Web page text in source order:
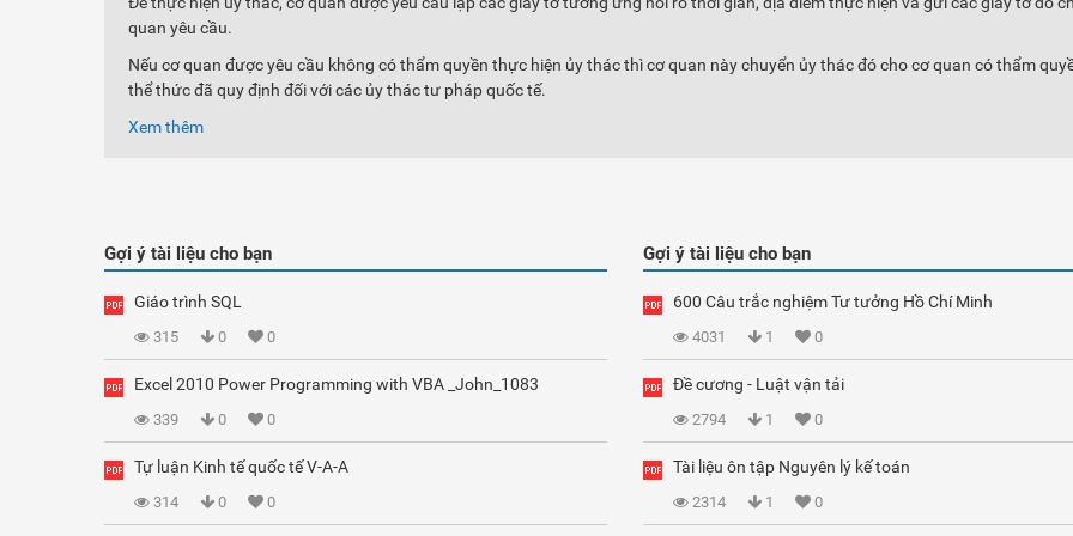
quan yêu cầu.
Nếu cơ quan được yêu cầu không có thẩm quyền thực hiện ủy thác thì cơ quan này chuyển ủy thác đó cho cơ quan có thẩm
thể thức đã quy định đối với các ủy thác tư pháp quốc tế.
Xem thêm
Gợi ý tài liệu cho bạn
Giáo trình SQL
315 0 0
Excel 2010 Power Programming with VBA _John_1083
339 0 0
Tự luận Kinh tế quốc tế V-A-A
314 0 0
Gợi ý tài liệu cho bạn
600 Câu trắc nghiệm Tư tưởng Hồ Chí Minh
4031 1 0
Đề cương - Luật vận tải
2794 1 0
Tài liệu ôn tập Nguyên lý kế toán
2314 1 0